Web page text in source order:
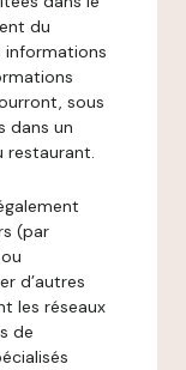
du
informations
sous
dans un
restaurant.
(par
d’autres
les réseaux
de